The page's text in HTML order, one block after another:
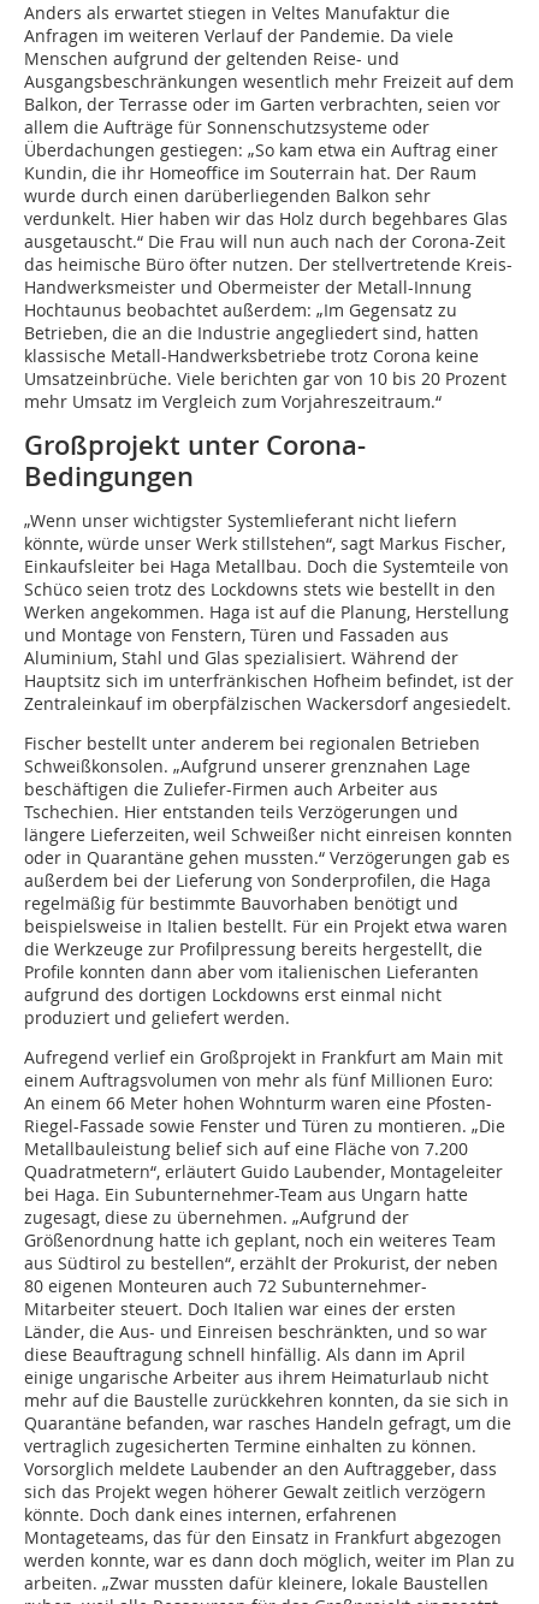
Anders als erwartet stiegen in Veltes Manufaktur die
Anfragen im weiteren Verlauf der Pandemie. Da viele
Menschen aufgrund der geltenden Reise- und
Ausgangsbeschränkungen wesentlich mehr Freizeit auf dem
Balkon, der Terrasse oder im Garten verbrachten, seien vor
allem die Aufträge für Sonnenschutzsysteme oder
Überdachungen gestiegen: „So kam etwa ein Auftrag einer
Kundin, die ihr Homeoffice im Souterrain hat. Der Raum
wurde durch einen darüberliegenden Balkon sehr
verdunkelt. Hier haben wir das Holz durch begehbares Glas
ausgetauscht.“ Die Frau will nun auch nach der Corona-Zeit
das heimische Büro öfter nutzen. Der stellvertretende Kreis-
Handwerksmeister und Obermeister der Metall-Innung
Hochtaunus beobachtet außerdem: „Im Gegensatz zu
Betrieben, die an die Industrie angegliedert sind, hatten
klassische Metall-Handwerksbetriebe trotz Corona keine
Umsatzeinbrüche. Viele berichten gar von 10 bis 20 Prozent
mehr Umsatz im Vergleich zum Vorjahreszeitraum.“
Großprojekt unter Corona-
Bedingungen
„Wenn unser wichtigster Systemlieferant nicht liefern
könnte, würde unser Werk stillstehen“, sagt Markus Fischer,
Einkaufsleiter bei Haga Metallbau. Doch die Systemteile von
Schüco seien trotz des Lockdowns stets wie bestellt in den
Werken angekommen. Haga ist auf die Planung, Herstellung
und Montage von Fenstern, Türen und Fassaden aus
Aluminium, Stahl und Glas spezialisiert. Während der
Hauptsitz sich im unterfränkischen Hofheim befindet, ist der
Zentraleinkauf im oberpfälzischen Wackersdorf angesiedelt.
Fischer bestellt unter anderem bei regionalen Betrieben
Schweißkonsolen. „Aufgrund unserer grenznahen Lage
beschäftigen die Zuliefer-Firmen auch Arbeiter aus
Tschechien. Hier entstanden teils Verzögerungen und
längere Lieferzeiten, weil Schweißer nicht einreisen konnten
oder in Quarantäne gehen mussten.“ Verzögerungen gab es
außerdem bei der Lieferung von Sonderprofilen, die Haga
regelmäßig für bestimmte Bauvorhaben benötigt und
beispielsweise in Italien bestellt. Für ein Projekt etwa waren
die Werkzeuge zur Profilpressung bereits hergestellt, die
Profile konnten dann aber vom italienischen Lieferanten
aufgrund des dortigen Lockdowns erst einmal nicht
produziert und geliefert werden.
Aufregend verlief ein Großprojekt in Frankfurt am Main mit
einem Auftragsvolumen von mehr als fünf Millionen Euro:
An einem 66 Meter hohen Wohnturm waren eine Pfosten-
Riegel-Fassade sowie Fenster und Türen zu montieren. „Die
Metallbauleistung belief sich auf eine Fläche von 7.200
Quadratmetern“, erläutert Guido Laubender, Montageleiter
bei Haga. Ein Subunternehmer-Team aus Ungarn hatte
zugesagt, diese zu übernehmen. „Aufgrund der
Größenordnung hatte ich geplant, noch ein weiteres Team
aus Südtirol zu bestellen“, erzählt der Prokurist, der neben
80 eigenen Monteuren auch 72 Subunternehmer-
Mitarbeiter steuert. Doch Italien war eines der ersten
Länder, die Aus- und Einreisen beschränkten, und so war
diese Beauftragung schnell hinfällig. Als dann im April
einige ungarische Arbeiter aus ihrem Heimaturlaub nicht
mehr auf die Baustelle zurückkehren konnten, da sie sich in
Quarantäne befanden, war rasches Handeln gefragt, um die
vertraglich zugesicherten Termine einhalten zu können.
Vorsorglich meldete Laubender an den Auftraggeber, dass
sich das Projekt wegen höherer Gewalt zeitlich verzögern
könnte. Doch dank eines internen, erfahrenen
Montageteams, das für den Einsatz in Frankfurt abgezogen
werden konnte, war es dann doch möglich, weiter im Plan zu
arbeiten. „Zwar mussten dafür kleinere, lokale Baustellen